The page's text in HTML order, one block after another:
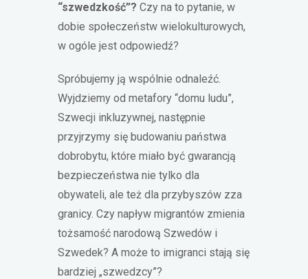
“szwedzkość”? Czy na to pytanie, w
dobie społeczeństw wielokulturowych,
w ogóle jest odpowiedź?
Spróbujemy ją wspólnie odnaleźć.
Wyjdziemy od metafory “domu ludu”,
Szwecji inkluzywnej, następnie
przyjrzymy się budowaniu państwa
dobrobytu, które miało być gwarancją
bezpieczeństwa nie tylko dla
obywateli, ale też dla przybyszów zza
granicy. Czy napływ migrantów zmienia
tożsamość narodową Szwedów i
Szwedek? A może to imigranci stają się
bardziej „szwedzcy”?